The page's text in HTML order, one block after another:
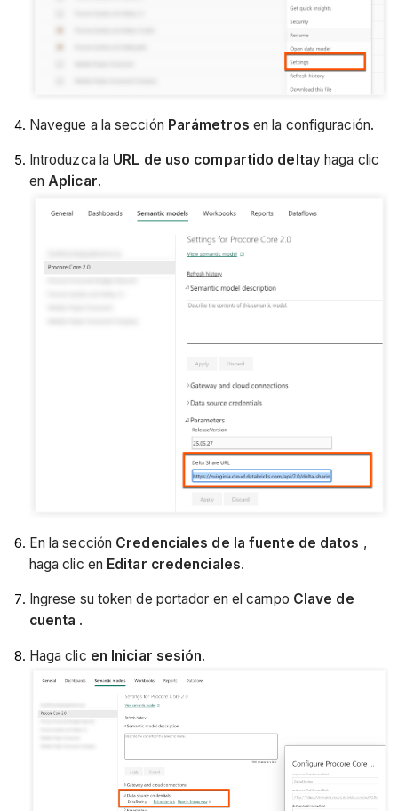
Navegue a la sección Parámetros en la configuración.
Introduzca la URL de uso compartido deltay haga clic
enAplicar.
En la sección Credenciales de la fuente de datos ,
haga clic en Editar credenciales.
Ingrese su token de portador en el campo Clave de
cuenta .
Haga clic en Iniciar sesión.